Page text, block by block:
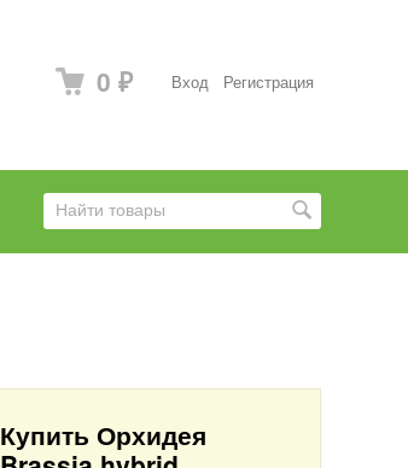
Вход Регистрация
0 ₽
Купить Орхидея